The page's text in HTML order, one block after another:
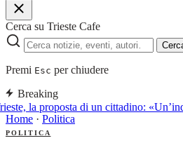
Cerca su Trieste Cafe
Premi Esc per chiudere
Breaking
la proposta di un cittadino:
Home · Politica
POLITICA